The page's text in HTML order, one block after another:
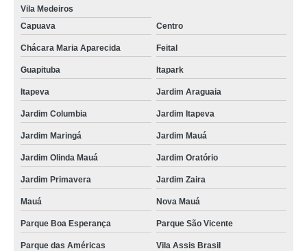
Vila Medeiros
Capuava
Centro
Chácara Maria Aparecida Feital
Guapituba Itapark
Itapeva Jardim Araguaia
Jardim Columbia Jardim Itapeva
Jardim Maringá Jardim Mauá
Jardim Olinda Mauá Jardim Oratório
Jardim Primavera Jardim Zaira
Mauá Nova Mauá
Parque Boa Esperança Parque São Vicente
Parque das Américas Vila Assis Brasil